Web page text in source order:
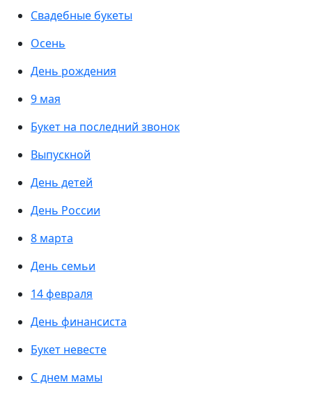
Свадебные букеты
Осень
День рождения
9 мая
Букет на последний звонок
Выпускной
День детей
День России
8 марта
День семьи
14 февраля
День финансиста
Букет невесте
С днем мамы